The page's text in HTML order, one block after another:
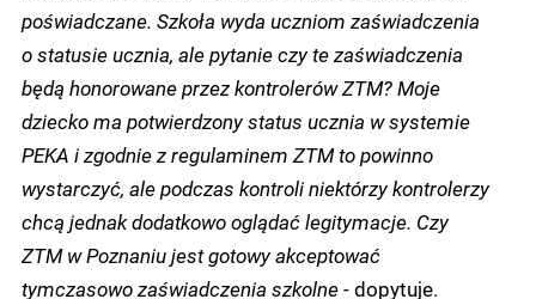
poświadczane. Szkoła wyda uczniom zaświadczenia
o statusie ucznia, ale pytanie czy te zaświadczenia
będą honorowane przez kontrolerów ZTM? Moje
dziecko ma potwierdzony status ucznia w systemie
PEKA i zgodnie z regulaminem ZTM to powinno
wystarczyć, ale podczas kontroli niektórzy kontrolerzy
chcą jednak dodatkowo oglądać legitymacje. Czy
ZTM w Poznaniu jest gotowy akceptować
tymczasowo zaświadczenia szkolne -dopytuje.